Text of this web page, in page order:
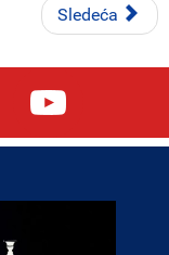
Sledeća